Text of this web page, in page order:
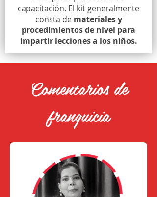
capacitación. El kit generalmente
consta de materiales y
procedimientos de nivel para
impartir lecciones a los niños.
Comentarios de
franquicia